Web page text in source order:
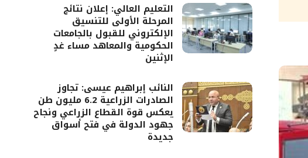
التعليم العالي: إعلان نتائج
المرحلة الأولى للتنسيق
الإلكتروني للقبول بالجامعات
الحكومية والمعاهد مساء غدٍ
الإثنين
النائب إبراهيم عيسى: تجاوز
الصادرات الزراعية 6.2 مليون طن
يعكس قوة القطاع الزراعي ونجاح
جهود الدولة في فتح أسواق
جديدة